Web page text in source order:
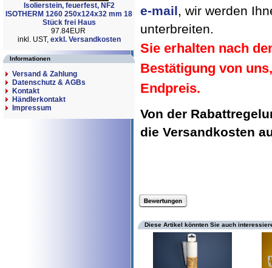
Isolierstein, feuerfest, NF2
ISOTHERM 1260 250x124x32 mm 18
Stück frei Haus
97.84EUR
inkl. UST, exkl. Versandkosten
Informationen
Versand & Zahlung
Datenschutz & AGBs
Kontakt
Händlerkontakt
Impressum
e-mail, wir werden
unterbreiten.
Sie erhalten nach
Bestätigung von
Endpreis.
Von der
die Versandkosten
Diese Artikel könnten Sie auch